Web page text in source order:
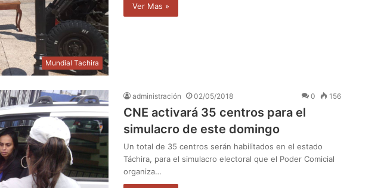
Mundial Tachira
Ver Mas »
administración 02/05/2018 0 156
CNE activará 35 centros para el
simulacro de este domingo
Un total de 35 centros serán habilitados en el estado
Táchira, para el simulacro electoral que el Poder Comicial
organiza…